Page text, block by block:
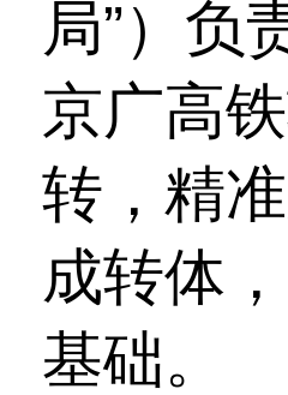
局”）负
京广高
转，精
成转体
基础。